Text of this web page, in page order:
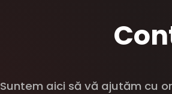
Suntem aici să vă ajutăm cu